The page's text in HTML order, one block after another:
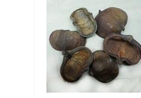
Купить в 1 клик Сравнение
В избранное Под заказ